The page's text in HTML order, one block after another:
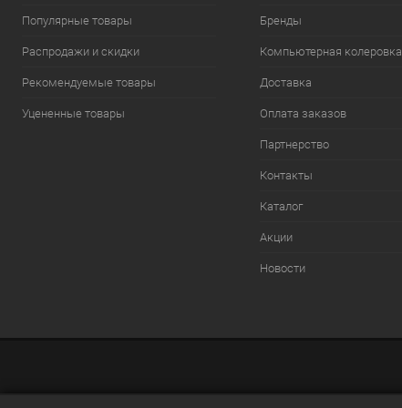
Популярные товары
Распродажи и скидки
Рекомендуемые товары
Уцененные товары
Бренды
Компьютерная колеровка
Доставка
Оплата заказов
Партнерство
Контакты
Каталог
Акции
Новости